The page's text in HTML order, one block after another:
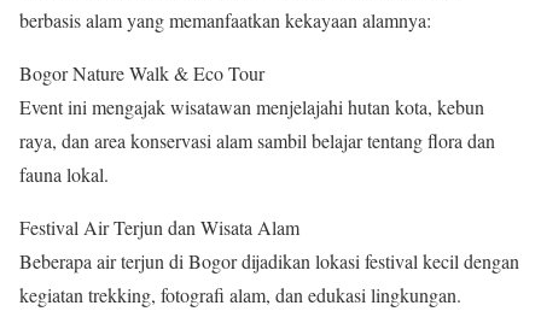
berbasis alam yang memanfaatkan kekayaan alamnya:
Bogor Nature Walk & Eco Tour
Event ini mengajak wisatawan menjelajahi hutan kota, kebun
raya, dan area konservasi alam sambil belajar tentang flora dan
fauna lokal.
Festival Air Terjun dan Wisata Alam
Beberapa air terjun di Bogor dijadikan lokasi festival kecil dengan
kegiatan trekking, fotografi alam, dan edukasi lingkungan.